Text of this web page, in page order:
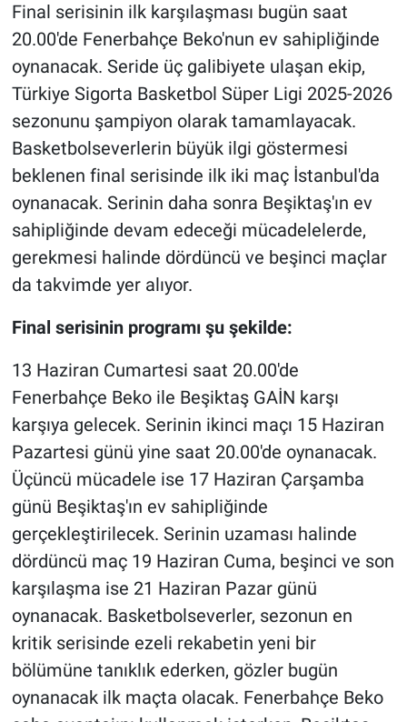
Final serisinin ilk karşılaşması bugün saat
20.00'de Fenerbahçe Beko'nun ev sahipliğinde
oynanacak. Seride üç galibiyete ulaşan ekip,
Türkiye Sigorta Basketbol Süper Ligi 2025-2026
sezonunu şampiyon olarak tamamlayacak.
Basketbolseverlerin büyük ilgi göstermesi
beklenen final serisinde ilk iki maç İstanbul'da
oynanacak. Serinin daha sonra Beşiktaş'ın ev
sahipliğinde devam edeceği mücadelelerde,
gerekmesi halinde dördüncü ve beşinci maçlar
da takvimde yer alıyor.
Final serisinin programı şu şekilde:
13 Haziran Cumartesi saat 20.00'de
Fenerbahçe Beko ile Beşiktaş GAİN karşı
karşıya gelecek. Serinin ikinci maçı 15 Haziran
Pazartesi günü yine saat 20.00'de oynanacak.
Üçüncü mücadele ise 17 Haziran Çarşamba
günü Beşiktaş'ın ev sahipliğinde
gerçekleştirilecek. Serinin uzaması halinde
dördüncü maç 19 Haziran Cuma, beşinci ve son
karşılaşma ise 21 Haziran Pazar günü
oynanacak. Basketbolseverler, sezonun en
kritik serisinde ezeli rekabetin yeni bir
bölümüne tanıklık ederken, gözler bugün
oynanacak ilk maçta olacak. Fenerbahçe Beko